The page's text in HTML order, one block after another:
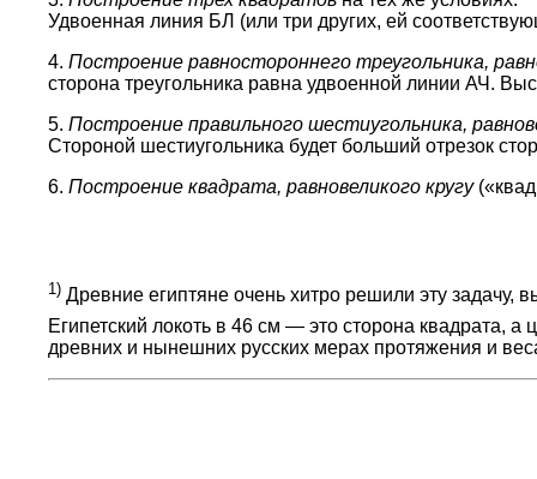
Удвоенная линия БЛ (или три других, ей
4. Построение равностороннего треугольника,
сторона треугольника равна удвоенной линии АЧ.
5. Построение правильного шестиугольника,
Стороной шестиугольника будет больший отрезок
6. Построение квадрата, равновеликого кругу
1) Древние египтяне очень хитро решили эту
Египетский локоть в 46 см — это сторона квадрата,
древних и нынешних русских мерах протяжения и